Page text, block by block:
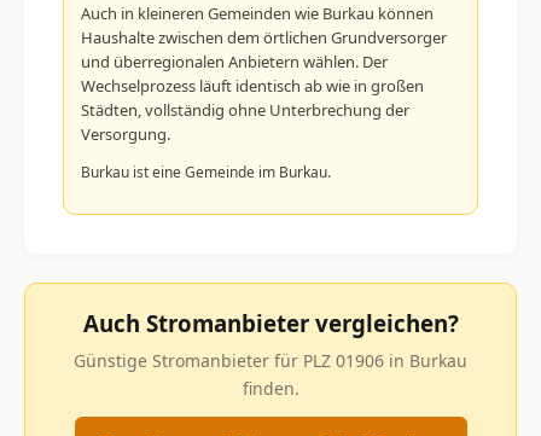
Auch in kleineren Gemeinden wie Burkau können
Haushalte zwischen dem örtlichen Grundversorger
und überregionalen Anbietern wählen. Der
Wechselprozess läuft identisch ab wie in großen
Städten, vollständig ohne Unterbrechung der
Versorgung.
Burkau ist eine Gemeinde im Burkau.
Auch Stromanbieter vergleichen?
Günstige Stromanbieter für PLZ 01906 in Burkau
finden.